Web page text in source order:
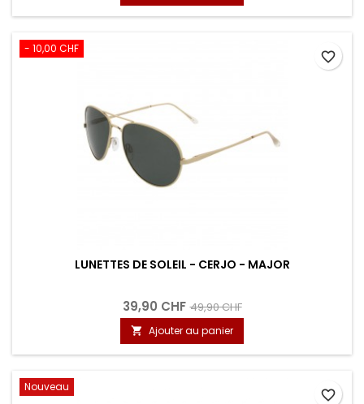
- 10,00 CHF
LUNETTES DE SOLEIL - CERJO - MAJOR
39,90 CHF 49,90 CHF
 Ajouter au panier
favorite_border
Nouveau
favorite_border